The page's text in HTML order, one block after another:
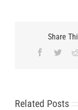
Share
Facebook
Related Posts